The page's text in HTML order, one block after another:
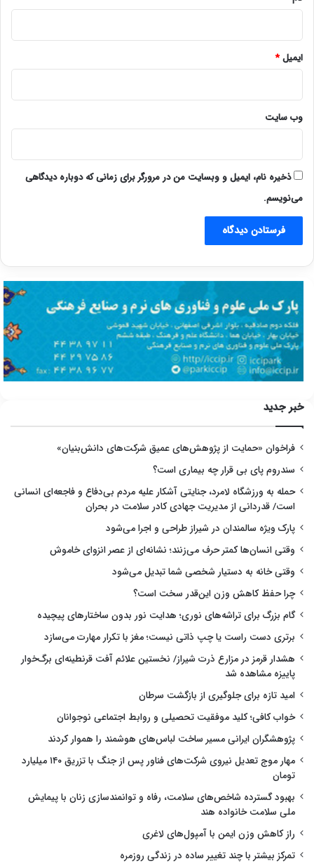
ایمیل*
وب‌ سایت
ذخیره نام، ایمیل و وبسایت من در مرورگر برای زمانی که دوباره دیدگاهی
می‌نویسم.
خبر جدید
فراخوان «حمایت از پژوهش‌های عمیق شرکت‌های دانش‌بنیان»
سندروم پای بی قرار چه بیماری است؟
حمله به ورزشگاه لامرد، جنایتی آشکار علیه مردم بی‌دفاع و فاجعه‌ای انسانی
است/ قدردانی از مدیریت جهادی کادر سلامت در بحران
پارک ویژه سالمندان در شیراز طراحی و اجرا می‌شود
وقتی انسان‌ها کمتر حرف می‌زنند؛ نشانه‌ای از عصر انزوای خاموش
وقتی خانه به دستیار شخصی شما تبدیل می‌شود
چرا حفظ کاهش وزن این‌قدر سخت است؟
گام بزرگ برای تراشه‌های نوری؛ هدایت نور بدون ساختارهای پیچیده
برتری دست راست یا چپ ذاتی نیست؛ مغز با تکرار مهارت می‌سازد
هشدار قرمز در مزارع ذرت شیراز/ نخستین علائم آفت قرنطینه‌ای برگ‌خوار
پاییزه مشاهده شد
امید تازه برای جلوگیری از بازگشت سرطان
خواب کافی؛ کلید موفقیت تحصیلی و روابط اجتماعی نوجوانان
پژوهشگران ایرانی مسیر ساخت لباس‌های هوشمند را هموار کردند
مهار موج تعدیل نیروی شرکت‌های فناور پس از جنگ با تزریق ۱۴۰ میلیارد
تومان
بهبود گسترده شاخص‌های سلامت، رفاه و توانمندسازی زنان با پیمایش
ملی سلامت خانواده هند
راز کاهش وزن ایمن با آمپول‌های لاغری
تمرکز بیشتر با چند تغییر ساده در زندگی روزمره